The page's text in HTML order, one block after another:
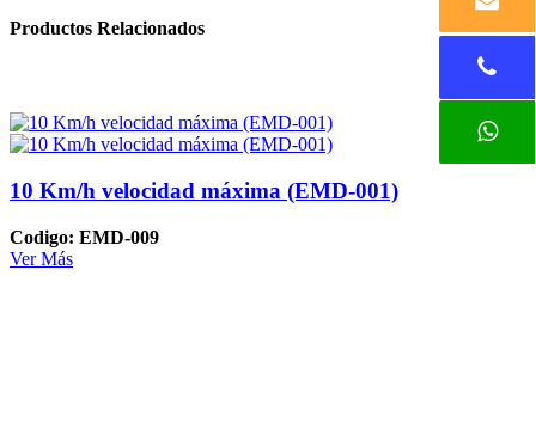
Productos Relacionados
10 Km/h velocidad máxima (EMD-001)
Codigo: EMD-009
Ver Más